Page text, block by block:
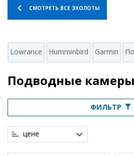
СМОТРЕТЬ ВСЕ ЭХОЛОТЫ
Lowrance Humminbird Garmin
Подводные камеры
ФИЛЬТР
цене